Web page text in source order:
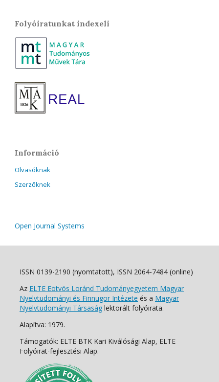
Folyóiratunkat indexeli
Információ
Olvasóknak
Szerzőknek
Open Journal Systems
ISSN 0139-2190 (nyomtatott), ISSN 2064-7484 (online)
Az ELTE Eötvös Loránd Tudományegyetem Magyar
Nyelvtudományi és Finnugor Intézete és a Magyar
Nyelvtudományi Társaság lektorált folyóirata.
Alapítva: 1979.
Támogatók: ELTE BTK Kari Kiválósági Alap, ELTE
Folyóirat-fejlesztési Alap.